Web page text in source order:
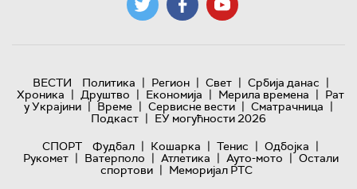
ВЕСТИ Политика | Регион | Свет | Србија данас |
Хроника | Друштво | Економија | Мерила времена | Рат
у Украјини | Време | Сервисне вести | Сматрачница |
Подкаст | ЕУ могућности 2026
СПОРТ
Фудбал | Кошарка | Тенис | Одбојка |
Рукомет | Ватерполо | Атлетика | Ауто-мото | Остали
спортови | Меморијал РТС